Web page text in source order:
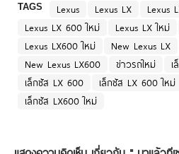
TAGS Lexus Lexus LX
Lexus
Lexus LX 600 ใหม่
Lexus LX ใหม่
Lexus LX600 ใหม่
New Lexus LX
New Lexus LX600
ข่าวรถใหม่ เ
เล็กซัส LX 600
เล็กซัส LX 600 ใหม่
เล็กซัส LX600 ใหม่